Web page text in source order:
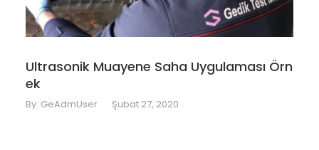
Ultrasonik Muayene Saha Uygulaması Örn
ek
By: GeAdmUser Şubat 27, 2020